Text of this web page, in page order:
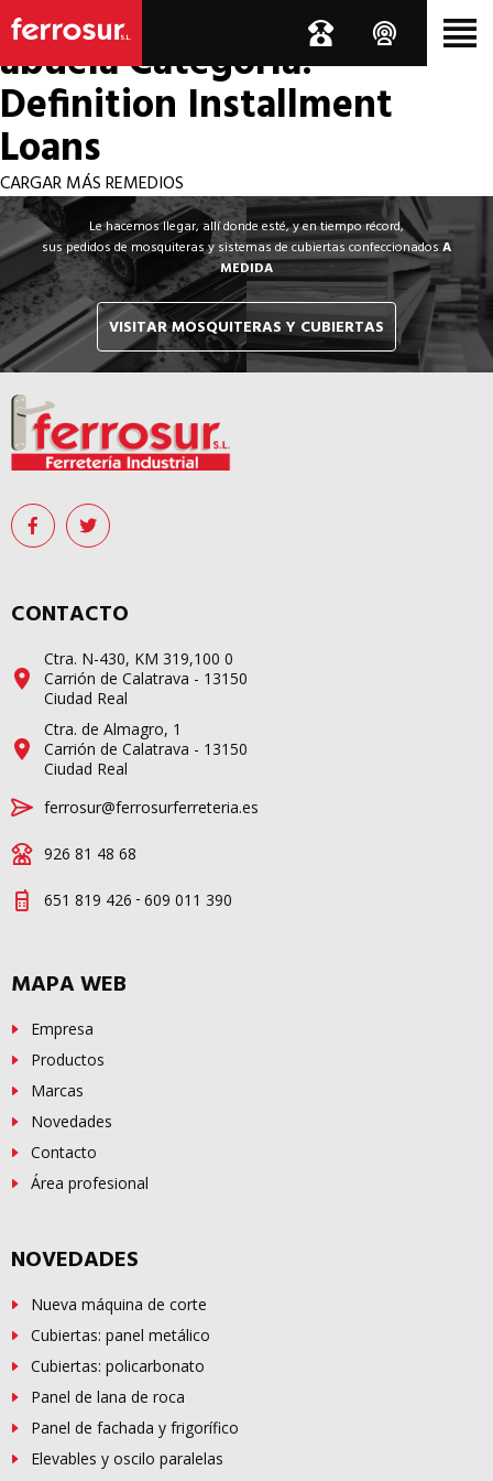
Los por si acaso de la
abuelaCategoría:
Definition Installment
Loans
CARGAR MÁS REMEDIOS
Le hacemos llegar, allí donde esté, y en tiempo récord,
sus pedidos de mosquiteras y sistemas de cubiertas confeccionadosA
MEDIDA
VISITAR MOSQUITERAS Y CUBIERTAS
CONTACTO
Ctra. N-430, KM 319,100 0
Carrión de Calatrava - 13150
Ciudad Real
Ctra. de Almagro, 1
Carrión de Calatrava - 13150
Ciudad Real
ferrosur@ferrosurferreteria.es
926 81 48 68
651 819 426 - 609 011 390
MAPA WEB
Empresa
Productos
Marcas
Novedades
Contacto
Área profesional
NOVEDADES
Nueva máquina de corte
Cubiertas: panel metálico
Cubiertas: policarbonato
Panel de lana de roca
Panel de fachada y frigorífico
Elevables y oscilo paralelas